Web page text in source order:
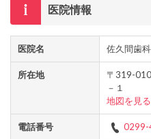
医院情報
医院名 佐久間歯科
所在地
〒319-
－１
地図を見る
電話番号 0299-